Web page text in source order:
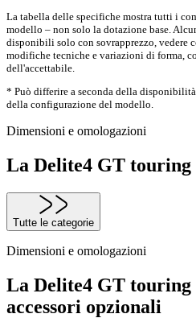
La tabella delle specifiche mostra tutti i
modello – non solo la dotazione base.
disponibili solo con sovrapprezzo, vedere
modifiche tecniche e variazioni di forma,
dell'accettabile.
* Può differire a seconda della
della configurazione del modello.
Dimensioni e omologazioni
La Delite4 GT
Tutte le categorie
Dimensioni e omologazioni
La Delite4 GT touring
accessori opzionali